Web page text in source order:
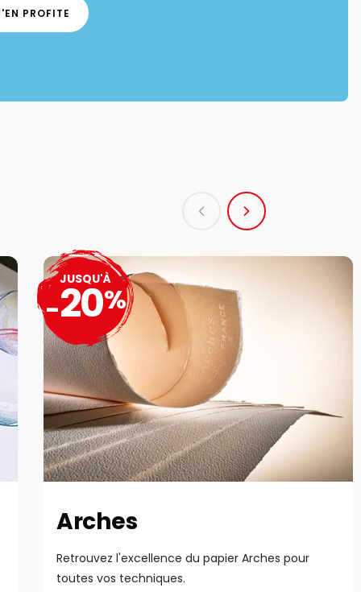
PROFITE
Arches
Retrouvez l'excellence du papier Arches pour
toutes vos techniques.
JUSQU'À
-20%